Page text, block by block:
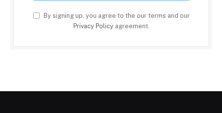
By signing up, you agree to the our terms and our
Privacy Policyagreement.